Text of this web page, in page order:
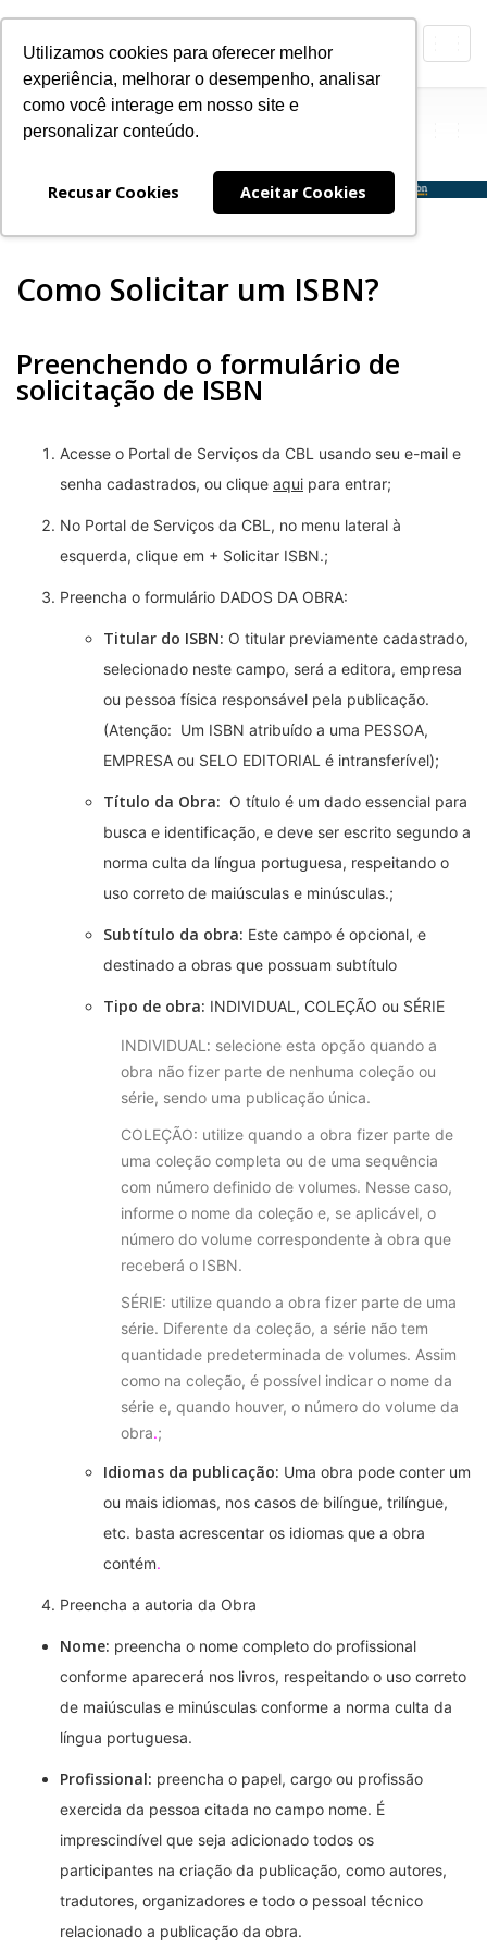
Utilizamos cookies para oferecer melhor
experiência, melhorar o desempenho, analisar
como você interage em nosso site e
personalizar conteúdo.
Recusar Cookies Aceitar Cookies
Agência Brasileira do
N
Como Solicitar um ISBN?
Preenchendo o formulário de
solicitação de ISBN
Acesse o Portal de Serviços da CBL usando seu e-mail e
senha cadastrados, ou clique aqui para entrar;
No Portal de Serviços da CBL, no menu lateral à
esquerda, clique em + Solicitar ISBN.;
Preencha o formulário DADOS DA OBRA:
Titular do ISBN: O titular previamente cadastrado,
selecionado neste campo, será a editora, empresa
ou pessoa física responsável pela publicação.
(Atenção: Um ISBN atribuído a uma PESSOA,
EMPRESA ou SELO EDITORIAL é intransferível);
Título da Obra: O título é um dado essencial para
busca e identificação, e deve ser escrito segundo a
norma culta da língua portuguesa, respeitando o
uso correto de maiúsculas e minúsculas.;
Subtítulo da obra: Este campo é opcional, e
destinado a obras que possuam subtítulo
Tipo de obra: INDIVIDUAL, COLEÇÃO ou SÉRIE
INDIVIDUAL : selecione esta opção quando a
obra não fizer parte de nenhuma coleção ou
série, sendo uma publicação única.
COLEÇÃO: utilize quando a obra fizer parte de
uma coleção completa ou de uma sequência
com número definido de volumes. Nesse caso,
informe o nome da coleção e, se aplicável, o
número do volume correspondente à obra que
receberá o ISBN.
SÉRIE: utilize quando a obra fizer parte de uma
série. Diferente da coleção, a série não tem
quantidade predeterminada de volumes. Assim
como na coleção, é possível indicar o nome da
série e, quando houver, o número do volume da
obra.;
Idiomas da publicação: Uma obra pode conter um
ou mais idiomas, nos casos de bilíngue, trilíngue,
etc. basta acrescentar os idiomas que a obra
contém.
Preencha a autoria da Obra
Nome: preencha o nome completo do profissional
conforme aparecerá nos livros, respeitando o uso correto
de maiúsculas e minúsculas conforme a norma culta da
língua portuguesa.
Profissional: preencha o papel, cargo ou profissão
exercida da pessoa citada no campo nome. É
imprescindível que seja adicionado todos os
participantes na criação da publicação, como autores,
tradutores, organizadores e todo o pessoal técnico
relacionado a publicação da obra.